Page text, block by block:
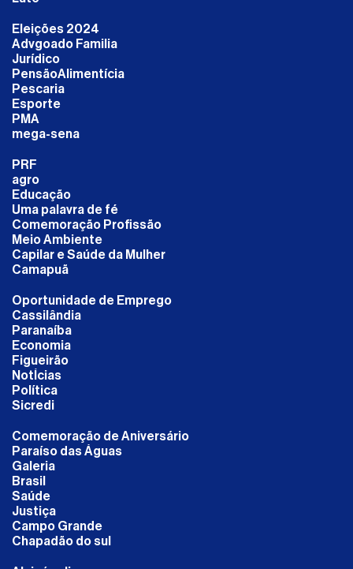
Eleições 2024
Advgoado Familia
Jurídico
PensãoAlimentícia
Pescaria
Esporte
PMA
mega-sena
PRF
agro
Educação
Uma palavra de fé
Comemoração Profissão
Meio Ambiente
Capilar e Saúde da Mulher
Camapuã
Oportunidade de Emprego
Cassilândia
Paranaíba
Economia
Figueirão
NotÍcias
Política
Sicredi
Comemoração de Aniversário
Paraíso das Águas
Galeria
Brasil
Saúde
Justiça
Campo Grande
Chapadão do sul